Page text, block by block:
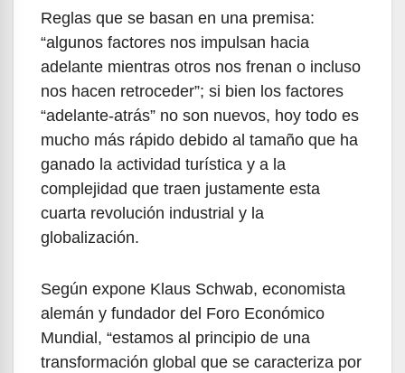
Reglas que se basan en una premisa:
“algunos factores nos impulsan hacia
adelante mientras otros nos frenan o incluso
nos hacen retroceder”; si bien los factores
“adelante-atrás” no son nuevos, hoy todo es
mucho más rápido debido al tamaño que ha
ganado la actividad turística y a la
complejidad que traen justamente esta
cuarta revolución industrial y la
globalización.
Según expone Klaus Schwab, economista
alemán y fundador del Foro Económico
Mundial, “estamos al principio de una
transformación global que se caracteriza por